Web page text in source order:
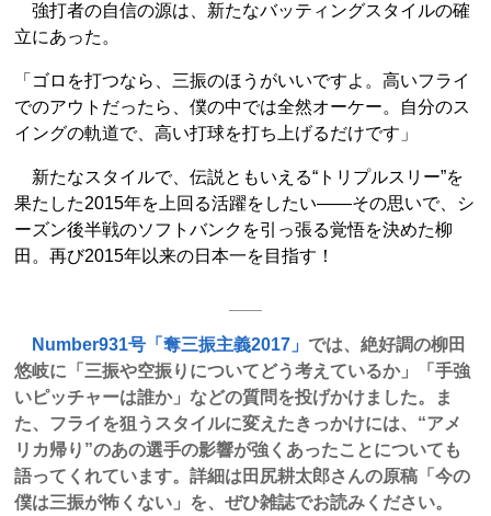
強打者の自信の源は、新たなバッティングスタイルの確
立にあった。
「ゴロを打つなら、三振のほうがいいですよ。高いフライ
でのアウトだったら、僕の中では全然オーケー。自分のス
イングの軌道で、高い打球を打ち上げるだけです」
新たなスタイルで、伝説ともいえる“トリプルスリー”を
果たした2015年を上回る活躍をしたい――その思いで、シ
ーズン後半戦のソフトバンクを引っ張る覚悟を決めた柳
田。再び2015年以来の日本一を目指す！
Number931号「奪三振主義2017」 では、絶好調の柳田
悠岐に「三振や空振りについてどう考えているか」「手強
いピッチャーは誰か」などの質問を投げかけました。ま
た、フライを狙うスタイルに変えたきっかけには、“アメ
リカ帰り”のあの選手の影響が強くあったことについても
語ってくれています。詳細は田尻耕太郎さんの原稿「今の
僕は三振が怖くない」を、ぜひ雑誌でお読みください。